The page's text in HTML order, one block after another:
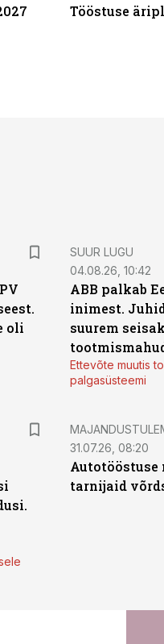
Tööstuse
oli
SUUR LUGU
04.08.26, 10:42
ABB palkab
inimest.
suurem
Ettevõte muutis
palgasüsteemi
31.07.26, 08:20
Autotööstuse
tarnijaid